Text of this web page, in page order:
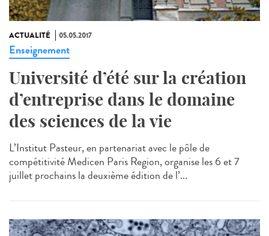
ACTUALITÉ 05.05.2017
Enseignement
Université d’été sur la création
d’entreprise dans le domaine
des sciences de la vie
L’Institut Pasteur, en partenariat avec le pôle de
compétitivité Medicen Paris Region, organise les 6 et 7
juillet prochains la deuxième édition de l’...